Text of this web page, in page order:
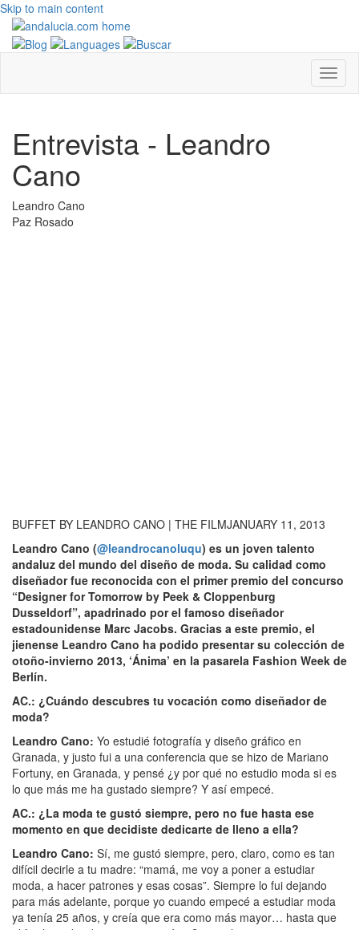
Skip to main content
Entrevista - Leandro
Cano
Leandro Cano
Paz Rosado
BUFFET BY LEANDRO CANO | THE FILMJANUARY 11, 2013
Leandro Cano (@leandrocanoluqu) es un joven talento
andaluz del mundo del diseño de moda. Su calidad como
diseñador fue reconocida con el primer premio del concurso
“Designer for Tomorrow by Peek & Cloppenburg
Dusseldorf”, apadrinado por el famoso diseñador
estadounidense Marc Jacobs. Gracias a este premio, el
jienense Leandro Cano ha podido presentar su colección de
otoño-invierno 2013, ‘Ánima’ en la pasarela Fashion Week de
Berlín.
AC.: ¿Cuándo descubres tu vocación como diseñador de
moda?
Leandro Cano: Yo estudié fotografía y diseño gráfico en
Granada, y justo fui a una conferencia que se hizo de Mariano
Fortuny, en Granada, y pensé ¿y por qué no estudio moda si es
lo que más me ha gustado siempre? Y así empecé.
AC.: ¿La moda te gustó siempre, pero no fue hasta ese
momento en que decidiste dedicarte de lleno a ella?
Leandro Cano: Sí, me gustó siempre, pero, claro, como es tan
difícil decirle a tu madre: “mamá, me voy a poner a estudiar
moda, a hacer patrones y esas cosas”. Siempre lo fui dejando
para más adelante, porque yo cuando empecé a estudiar moda
ya tenía 25 años, y creía que era como más mayor… hasta que